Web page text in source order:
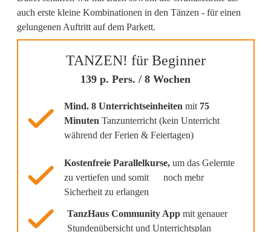
auch erste kleine Kombinationen in den Tänzen - für einen
gelungenen Auftritt auf dem Parkett.
TANZEN! für Beginner
139 p. Pers. / 8 Wochen
Mind. 8 Unterrichtseinheiten mit 75
Minuten Tanzunterricht (kein Unterricht
während der Ferien & Feiertagen)
Kostenfreie Parallelkurse, um das Gelernte
zu vertiefen und somit noch mehr
Sicherheit zu erlangen
TanzHaus Community Appmit genauer
Stundenübersicht und Unterrichtsplan